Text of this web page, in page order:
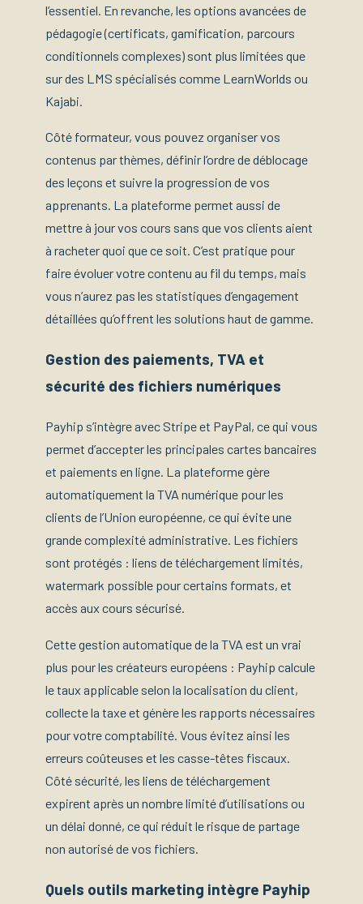
l’essentiel. En revanche, les options avancées de
pédagogie (certificats, gamification, parcours
conditionnels complexes) sont plus limitées que
sur des LMS spécialisés comme LearnWorlds ou
Kajabi.
Côté formateur, vous pouvez organiser vos
contenus par thèmes, définir l’ordre de déblocage
des leçons et suivre la progression de vos
apprenants. La plateforme permet aussi de
mettre à jour vos cours sans que vos clients aient
à racheter quoi que ce soit. C’est pratique pour
faire évoluer votre contenu au fil du temps, mais
vous n’aurez pas les statistiques d’engagement
détaillées qu’offrent les solutions haut de gamme.
Gestion des paiements, TVA et
sécurité des fichiers numériques
Payhip s’intègre avec Stripe et PayPal, ce qui vous
permet d’accepter les principales cartes bancaires
et paiements en ligne. La plateforme gère
automatiquement la TVA numérique pour les
clients de l’Union européenne, ce qui évite une
grande complexité administrative. Les fichiers
sont protégés : liens de téléchargement limités,
watermark possible pour certains formats, et
accès aux cours sécurisé.
Cette gestion automatique de la TVA est un vrai
plus pour les créateurs européens : Payhip calcule
le taux applicable selon la localisation du client,
collecte la taxe et génère les rapports nécessaires
pour votre comptabilité. Vous évitez ainsi les
erreurs coûteuses et les casse-têtes fiscaux.
Côté sécurité, les liens de téléchargement
expirent après un nombre limité d’utilisations ou
un délai donné, ce qui réduit le risque de partage
non autorisé de vos fichiers.
Quels outils marketing intègre Payhip